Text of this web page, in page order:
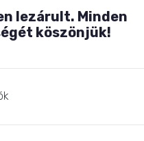
lezárult. Minden
köszönjük!